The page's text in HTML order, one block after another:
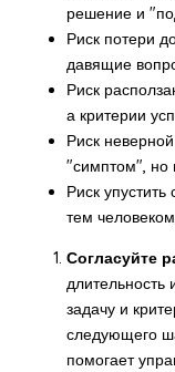
решение и
Риск потери
давящие
Риск
а критерии
Риск
"симптом", но
Риск
тем
Согласуйте
длительность
задачу и
следующего
помогает